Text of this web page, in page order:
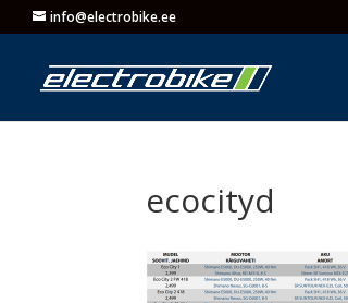
info@electrobike.ee
ecocityd